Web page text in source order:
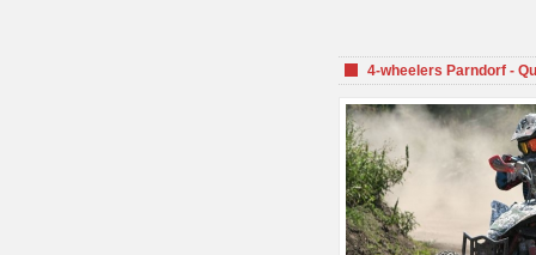
4-wheelers Parndorf -